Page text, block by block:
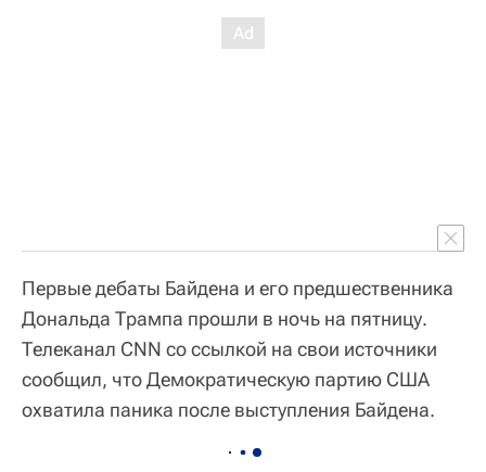
Первые дебаты Байдена и его предшественника
Дональда Трампа прошли в ночь на пятницу.
Телеканал CNN со ссылкой на свои источники
сообщил, что Демократическую партию США
охватила паника после выступления Байдена.